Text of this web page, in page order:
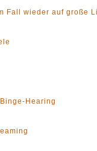
Fall wieder auf große
Hearing